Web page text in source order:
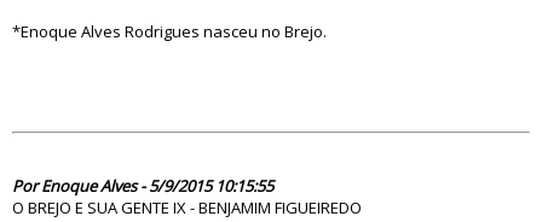
*Enoque Alves Rodrigues nasceu no Brejo.
Por Enoque Alves - 5/9/2015 10:15:55
O BREJO E SUA GENTE IX - BENJAMIM FIGUEIREDO